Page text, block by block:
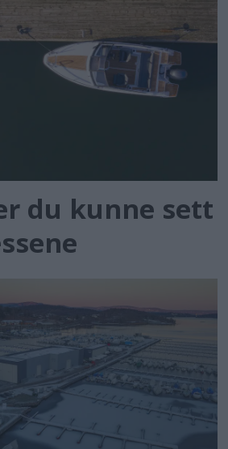
du kunne sett